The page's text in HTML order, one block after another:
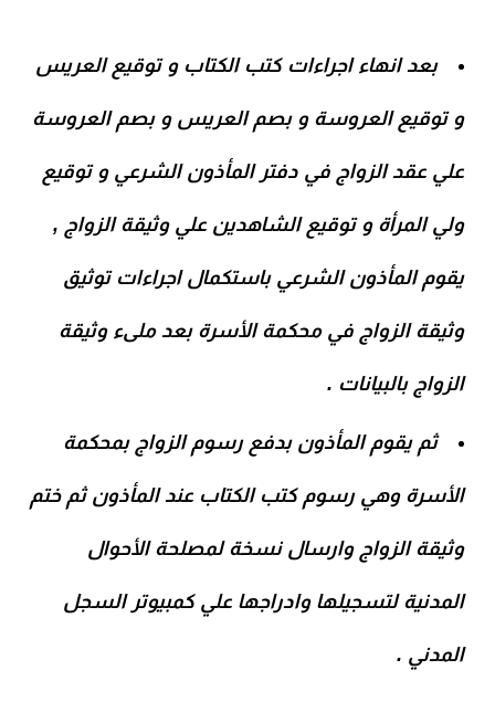
بعد انهاء اجراءات كتب الكتاب و توقيع العريس
و توقيع العروسة و بصم العريس و بصم العروسة
علي عقد الزواج في دفتر المأذون الشرعي و توقيع
ولي المرأة و توقيع الشاهدين علي وثيقة الزواج ,
يقوم المأذون الشرعي باستكمال اجراءات توثيق
وثيقة الزواج في محكمة الأسرة بعد ملىء وثيقة
الزواج بالبيانات .
ثم يقوم المأذون بدفع رسوم الزواج بمحكمة
الأسرة وهي رسوم كتب الكتاب عند المأذون ثم ختم
وثيقة الزواج وارسال نسخة لمصلحة الأحوال
المدنية لتسجيلها وادراجها علي كمبيوتر السجل
المدني .